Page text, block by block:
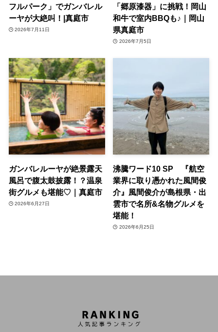
フルパーク」でガンバレル
ーヤが大絶叫！|真庭市
2026年7月11日
「郷原漆器」に挑戦！岡山
和牛で室内BBQも♪｜岡山
県真庭市
2026年7月5日
ガンバレルーヤが絶景露天
風呂で腹太鼓披露！？温泉
街グルメも堪能♡｜真庭市
2026年6月27日
沸騰ワード10 SP 『航空
業界に取り憑かれた風間俊
介』風間俊介が島根県・出
雲市で名所&名物グルメを
堪能！
2026年6月25日